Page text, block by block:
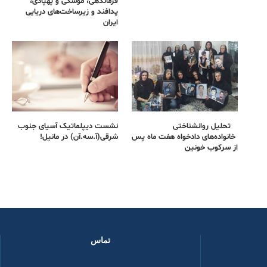
پدافند و زیرساخت‌های دریایی
ایران
تحلیل روانشناختی
خانواده‌های دادخواه هفت ماه پس
از سرکوب خونین
نشست دیپلماتیک آسیای جنوب
شرقی‌(آ.سه.آن) در مانیل!
تماس